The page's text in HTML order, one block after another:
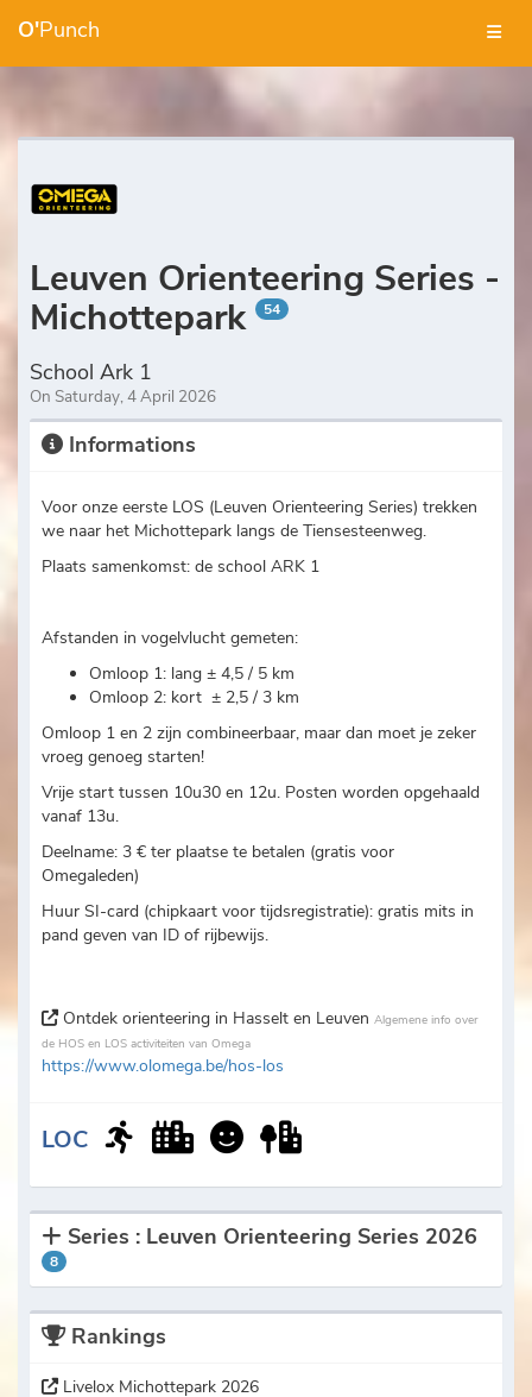
O'Punch
Leuven Orienteering Series -
Michottepark
54
School Ark 1
On Saturday, 4 April 2026
Informations
Voor onze eerste LOS (Leuven Orienteering Series) trekken
we naar het Michottepark langs de Tiensesteenweg.
Plaats samenkomst: de school ARK 1
Afstanden in vogelvlucht gemeten:
Omloop 1: lang ± 4,5 / 5 km
Omloop 2: kort ± 2,5 / 3 km
Omloop 1 en 2 zijn combineerbaar, maar dan moet je zeker
vroeg genoeg starten!
Vrije start tussen 10u30 en 12u. Posten worden opgehaald
vanaf 13u.
Deelname: 3 € ter plaatse te betalen (gratis voor
Omegaleden)
Huur SI-card (chipkaart voor tijdsregistratie): gratis mits in
pand geven van ID of rijbewijs.
Ontdek orienteering in Hasselt en Leuven Algemene info over
de HOS en LOS activiteiten van Omega
https://www.olomega.be/hos-los
LOC
Series : Leuven Orienteering Series 2026
8
Rankings
Livelox Michottepark 2026